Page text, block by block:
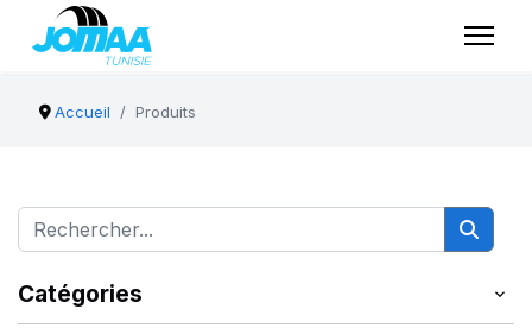
Accueil Produits
Catégories